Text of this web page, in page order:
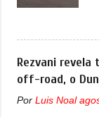
Rezvani revela
off-road, o
Por Luis Noal